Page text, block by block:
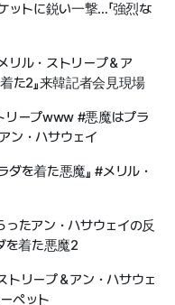
ットに鋭い一撃…「強烈な
リル・ストリープ＆ア
た2』来韓記者会見現場
リープwww #悪魔はプラ
ン・ハサウェイ
ダを着た悪魔』 #メリル・
たアン・ハサウェイの反
を着た悪魔2
リープ＆アン・ハサウェ
ペット